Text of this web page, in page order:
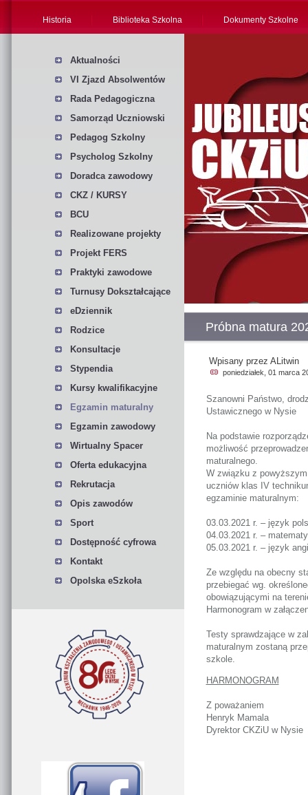
Historia Biblioteka Szkolna Dokumenty Szkolne
Aktualności
VI Zjazd Absolwentów
Rada Pedagogiczna
Samorząd Uczniowski
Pedagog Szkolny
Psycholog Szkolny
Doradca zawodowy
CKZ / KURSY
BCU
Realizowane projekty
Projekt FERS
Praktyki zawodowe
Turnusy Dokształcające
eDziennik
Rodzice
Konsultacje
Stypendia
Kursy kwalifikacyjne
Egzamin maturalny
Egzamin zawodowy
Wirtualny Spacer
Oferta edukacyjna
Rekrutacja
Opis zawodów
Sport
Dostępność cyfrowa
Kontakt
Opolska eSzkoła
Próbna matura
Wpisany przez ALitwin
poniedziałek, 01 marca
Szanowni Państwo,
Ustawicznego w Nysie
Na podstawie
możliwość
maturalnego.
W związku z
uczniów klas IV
egzaminie maturalnym:
03.03.2021 r. – język
04.03.2021 r. –
05.03.2021 r. – język
Ze względu na obecny
przebiegać wg.
obowiązującymi na
Harmonogram w
Testy sprawdzające w
maturalnym zostaną
szkole.
HARMONOGRAM
Z poważaniem
Henryk Mamala
Dyrektor CKZiU w Nysie